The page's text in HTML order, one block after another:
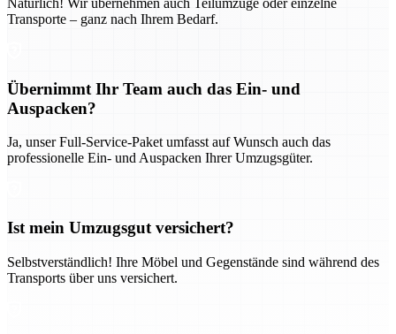
Transporte – ganz nach Ihrem Bedarf.
Übernimmt Ihr Team auch das Ein- und
Auspacken?
Ja, unser Full-Service-Paket umfasst auf Wunsch auch das
professionelle Ein- und Auspacken Ihrer Umzugsgüter.
Ist mein Umzugsgut versichert?
Selbstverständlich! Ihre Möbel und Gegenstände sind während des
Transports über uns versichert.